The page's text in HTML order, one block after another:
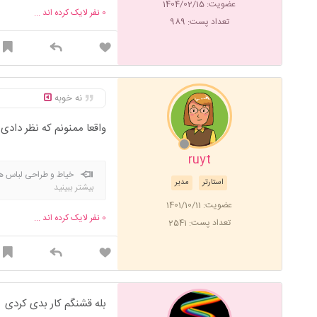
عضویت: 1404/02/15
تعداد پست: 989
0 نفر لایک کرده اند ...
ruyt
مدیر استارتر
عضویت: 1401/10/11
تعداد پست: 2541
نه خوبه
واقعا ممنونم که نظر دادی
خیاط و طراحی
بیشتر ببینید
0 نفر لایک کرده اند ...
بله قشنگم کار بدی کردی